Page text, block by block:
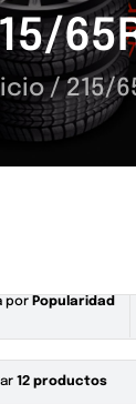
/ 215/
por Popularidad
12 productos